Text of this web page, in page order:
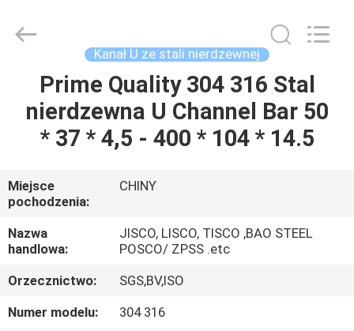
DOM
PRODUKTY
O
NAS
WYCIECZKA
PO
FABRYCE
INDUSTRIAL
LIMITED.
Kanał U ze stali nierdzewnej
Prime Quality 304 316 Stal
nierdzewna U Channel Bar 50
* 37 * 4,5 - 400 * 104 * 14.5
Miejsce
pochodzenia:
CHINY
Nazwa
handlowa:
JISCO, LISCO, TISCO ,BAO STEEL
POSCO/ ZPSS .etc
Orzecznictwo:
SGS,BV,ISO
Numer modelu:
304 316